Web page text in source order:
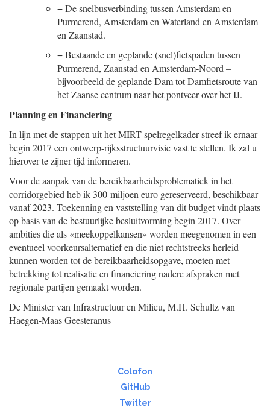
−De snelbusverbinding tussen Amsterdam en
Purmerend, Amsterdam en Waterland en Amsterdam
en Zaanstad.
−Bestaande en geplande (snel)fietspaden tussen
Purmerend, Zaanstad en Amsterdam-Noord –
bijvoorbeeld de geplande Dam tot Damfietsroute van
het Zaanse centrum naar het pontveer over het IJ.
Planning en Financiering
In lijn met de stappen uit het MIRT-spelregelkader streef ik ernaar
begin 2017 een ontwerp-rijksstructuurvisie vast te stellen. Ik zal u
hierover te zijner tijd informeren.
Voor de aanpak van de bereikbaarheidsproblematiek in het
corridorgebied heb ik 300 miljoen euro gereserveerd, beschikbaar
vanaf 2023. Toekenning en vaststelling van dit budget vindt plaats
op basis van de bestuurlijke besluitvorming begin 2017. Over
ambities die als «meekoppelkansen» worden meegenomen in een
eventueel voorkeursalternatief en die niet rechtstreeks herleid
kunnen worden tot de bereikbaarheidsopgave, moeten met
betrekking tot realisatie en financiering nadere afspraken met
regionale partijen gemaakt worden.
De Minister van Infrastructuur en Milieu, M.H. Schultz van
Haegen-Maas Geesteranus
Colofon
GitHub
Twitter